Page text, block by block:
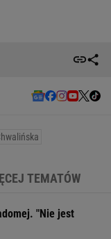
TEMATÓW
"Nie jest